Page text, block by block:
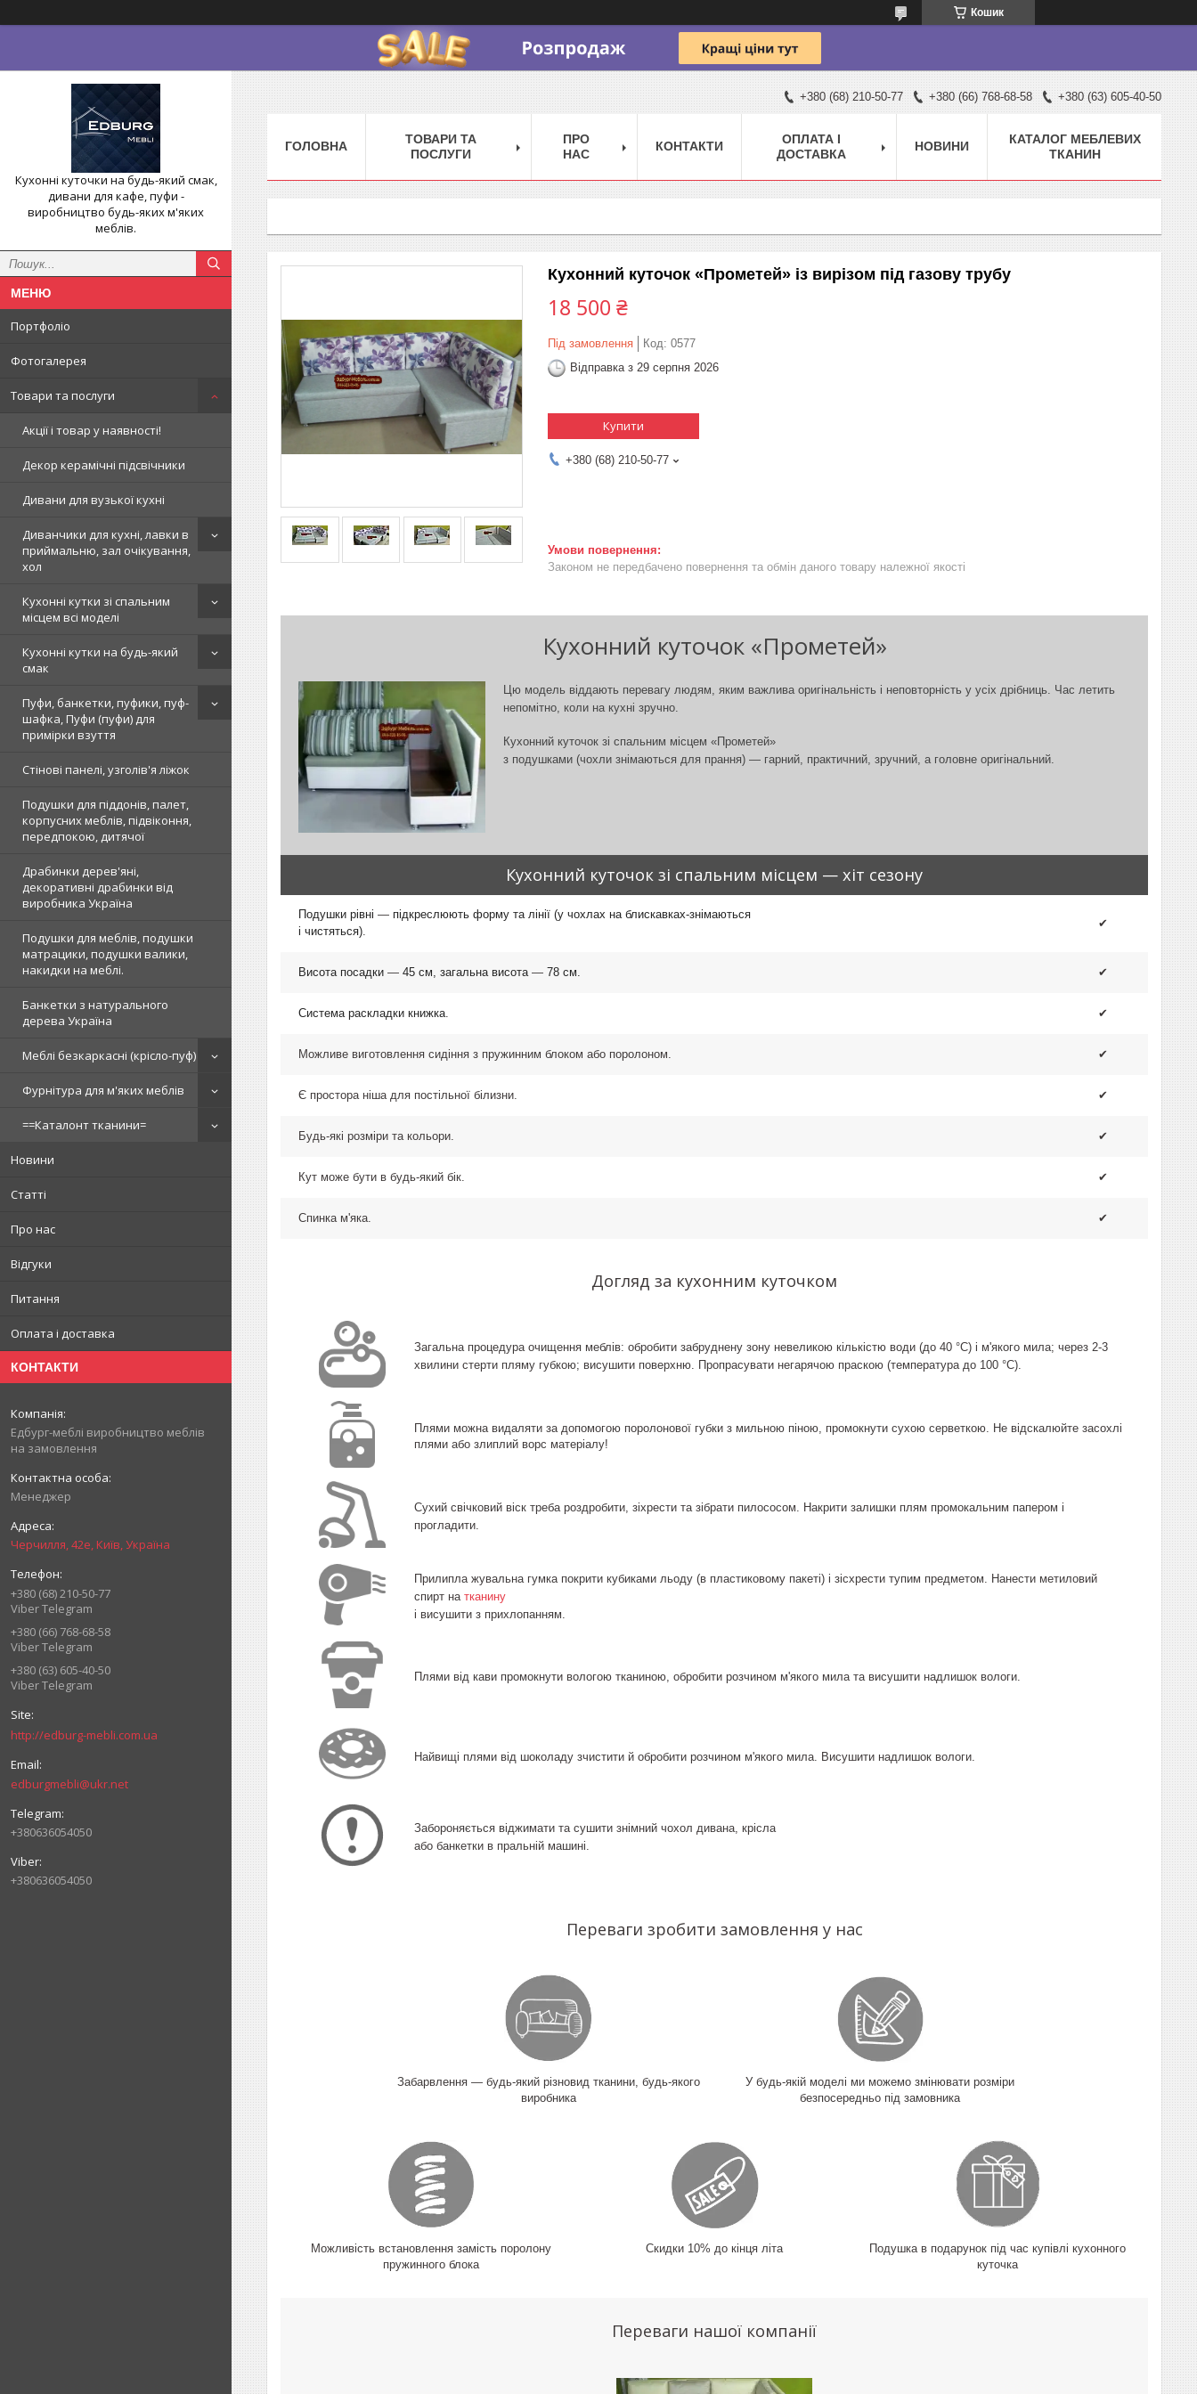
Кошик
Кухонні куточки на будь-який смак,
дивани для кафе, пуфи -
виробництво будь-яких м'яких
меблів.
Портфоліо
Фотогалерея
Товари та послуги
Акції і товар у наявності!
Декор керамічні підсвічники
Дивани для вузької кухні
Диванчики для кухні, лавки в
приймальню, зал очікування,
хол
Кухонні кутки зі спальним
місцем всі моделі
Кухонні кутки на будь-який
смак
Пуфи, банкетки, пуфики, пуф-
шафка, Пуфи (пуфи) для
примірки взуття
Стінові панелі, узголів'я ліжок
Подушки для піддонів, палет,
корпусних меблів, підвіконня,
передпокою, дитячої
Драбинки дерев'яні,
декоративні драбинки від
виробника Україна
Подушки для меблів, подушки
матрацики, подушки валики,
накидки на меблі.
Банкетки з натурального
дерева Україна
Меблі безкаркасні (крісло-пуф)
Фурнітура для м'яких меблів
==Каталонт тканини=
Новини
Статті
Про нас
Відгуки
Питання
Оплата і доставка
КОНТАКТИ
Едбург-меблі виробництво меблів
на замовлення
Менеджер
Черчилля, 42е, Київ, Україна
+380 (68) 210-50-77
Viber Telegram
+380 (66) 768-68-58
Viber Telegram
+380 (63) 605-40-50
Viber Telegram
http://edburg-mebli.com.ua
edburgmebli@ukr.net
+380636054050
+380636054050
+380 (68) 210-50-77 +380 (66) 768-68-58 +380 (63) 605-40-50
ГОЛОВНА
ТОВАРИ ТА
ПОСЛУГИ
ПРО
НАС
КОНТАКТИ
ОПЛАТА І
ДОСТАВКА
НОВИНИ
КАТАЛОГ МЕБЛЕВИХ
ТКАНИН
Кухонний куточок «Прометей» із вирізом під газову трубу
18 500 ₴
Під замовлення Код: 0577
Відправка з 29 серпня 2026
Купити
+380 (68) 210-50-77
Законом не передбачено повернення та обмін даного товару належної якості
Кухонний куточок «Прометей»
Цю модель віддають перевагу людям, яким важлива оригінальність і неповторність у усіх дрібниць. Час летить
непомітно, коли на кухні зручно.
Кухонний куточок зі спальним місцем «Прометей»
з подушками (чохли знімаються для прання) — гарний, практичний, зручний, а головне оригінальний.
Кухонний куточок зі спальним місцем — хіт сезону
Подушки рівні — підкреслюють форму та лінії (у чохлах на блискавках-знімаються
і чистяться)
✔
Висота посадки — 45 см, загальна висота — 78 см. ✔
Система раскладки книжка ✔
Можливе виготовлення сидіння з пружинним блоком або поролоном. ✔
Є простора ніша для постільної білизни. ✔
Будь-які розміри та кольори. ✔
Кут може бути в будь-який бік. ✔
Спинка м'яка. ✔
Догляд за кухонним куточком
Загальна процедура очищення меблів: обробити забруднену зону невеликою кількістю води (до 40 °C) і м'якого мила; через 2-3
хвилини стерти пляму губкою; висушити поверхню. Пропрасувати негарячою праскою (температура до 100 °C).
Плями можна видаляти за допомогою поролонової губки з мильною піною, промокнути сухою серветкою. Не відскалюйте засохлі
плями або злиплий ворс матеріалу!
Сухий свічковий віск треба роздробити, зіхрести та зібрати пилососом. Накрити залишки плям промокальним папером і
прогладити.
Прилипла жувальна гумка покрити кубиками льоду (в пластиковому пакеті) і зісхрести тупим предметом. Нанести метиловий
спирт на тканину
і висушити з прихлопанням.
Плями від кави промокнути вологою тканиною, обробити розчином м'якого мила та висушити надлишок вологи.
Найвищі плями від шоколаду зчистити й обробити розчином м'якого мила. Висушити надлишок вологи.
Забороняється віджимати та сушити знімний чохол дивана, крісла
або банкетки в пральній машині.
Переваги зробити замовлення у нас
Забарвлення — будь-який різновид тканини, будь-якого
виробника
У будь-якій моделі ми можемо змінювати розміри
безпосередньо під замовника
Можливість встановлення замість поролону
пружинного блока
Скидки 10% до кінця літа
Подушка в подарунок під час купівлі кухонного
куточка
Переваги нашої компанії